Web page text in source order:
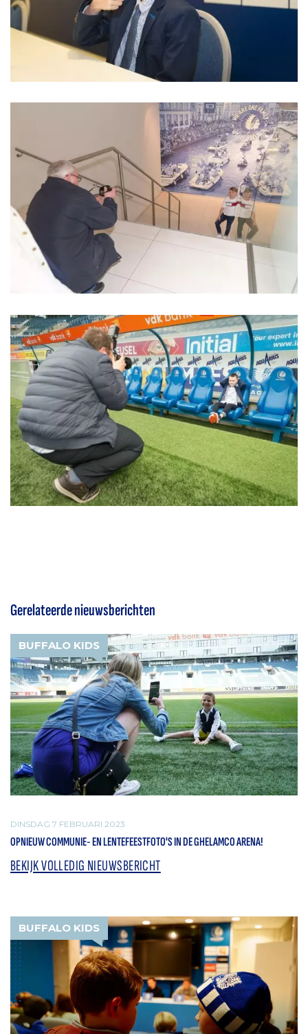
Gerelateerde nieuwsberichten
BUFFALO KIDS
DINSDAG 7 FEBRUARI 2023
OPNIEUW COMMUNIE- EN LENTEFEESTFOTO'S IN DE GHELAMCO ARENA!
BEKIJK VOLLEDIG NIEUWSBERICHT
BUFFALO KIDS